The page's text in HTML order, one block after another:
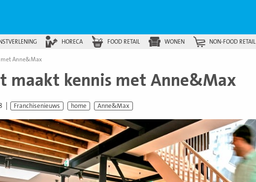
HORECA FOOD RETAIL WONEN NON-FOOD RETAIL
met Anne&Max
maakt kennis met Anne&Max
Franchisenieuws home Anne&Max